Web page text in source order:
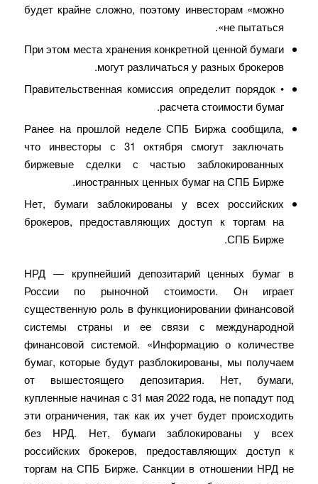
будет крайне сложно, поэтому инвесторам «можно
не пытаться».
При этом места хранения конкретной ценной бумаги
могут различаться у разных брокеров.
• Правительственная комиссия определит порядок
расчета стоимости бумаг.
Ранее на прошлой неделе СПБ Биржа сообщила,
что инвесторы с 31 октября смогут заключать
биржевые сделки с частью заблокированных
иностранных ценных бумаг на СПБ Бирже.
Нет, бумаги заблокированы у всех российских
брокеров, предоставляющих доступ к торгам на
СПБ Бирже.
НРД — крупнейший депозитарий ценных бумаг в
России по рыночной стоимости. Он играет
существенную роль в функционировании финансовой
системы страны и ее связи с международной
финансовой системой. «Информацию о количестве
бумаг, которые будут разблокированы, мы получаем
от вышестоящего депозитария. Нет, бумаги,
купленные начиная с 31 мая 2022 года, не попадут под
эти ограничения, так как их учет будет происходить
без НРД. Нет, бумаги заблокированы у всех
российских брокеров, предоставляющих доступ к
торгам на СПБ Бирже. Санкции в отношении НРД не